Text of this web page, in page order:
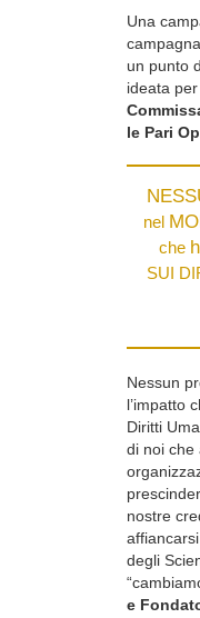
Una
un punto
ideata per
le Pari
nel
che
SUI
Nessun
l’impatto
Diritti
di noi che
nostre
degli
e